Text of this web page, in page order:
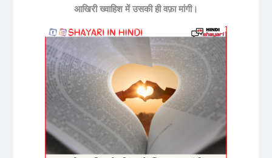
आखिरी ख्वाहिश में उसकी ही वफ़ा मांगी।